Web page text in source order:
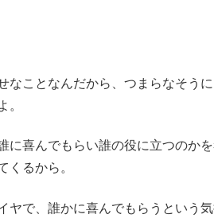
なことなんだから、つまらなそう
。
に喜んでもらい誰の役に立つのか
くるから。
ヤで、誰かに喜んでもらうという